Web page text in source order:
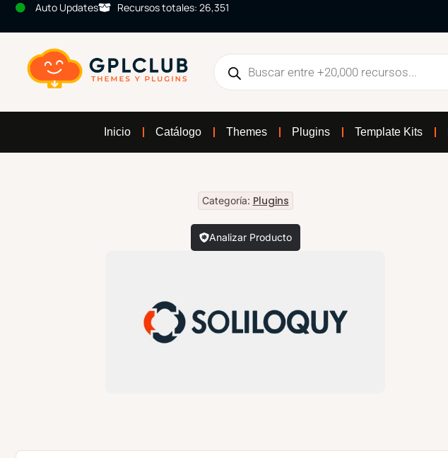
Auto Updates Recursos totales: 26,351
Inicio Catálogo Themes Plugins Template Kits
Categoría: Plugins
Analizar Producto